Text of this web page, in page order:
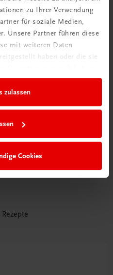
zu Ihrer Verwendung
für soziale Medien,
Unsere Partner führen diese
mit weiteren Daten
haben oder die sie
zulassen
Cookies